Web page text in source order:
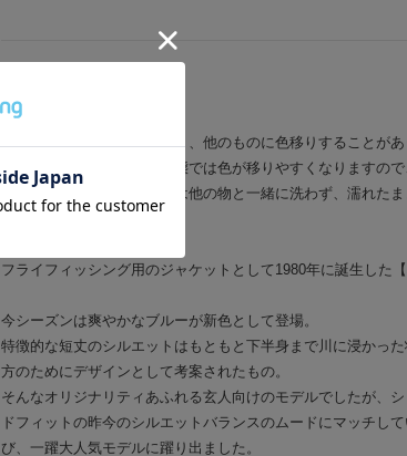
【注意事項】
この製品は染料の特性により、他のものに色移りすることがあ
特に汗や雨などで湿った状態では色が移りやすくなりますので
洗たく・クリーニングの際は他の物と一緒に洗わず、濡れた
フライフィッシング用のジャケットとして1980年に誕生した
今シーズンは爽やかなブルーが新色として登場。
特徴的な短丈のシルエットはもともと下半身まで川に浸かっ
方のためにデザインとして考案されたもの。
そんなオリジナリティあふれる玄人向けのモデルでしたが、
ドフィットの昨今のシルエットバランスのムードにマッチし
び、一躍大人気モデルに躍り出ました。